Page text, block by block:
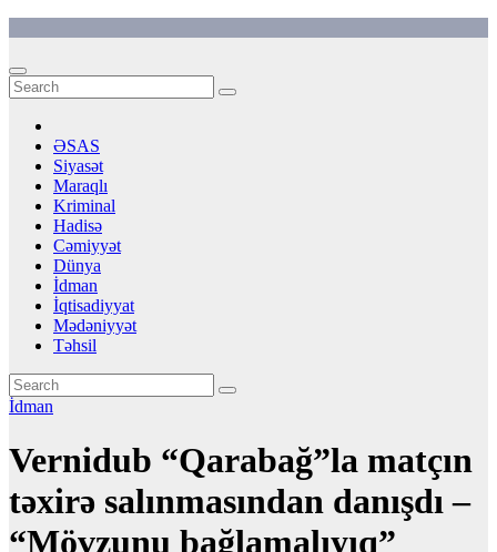
content
ƏSAS
Siyasət
Maraqlı
Kriminal
Hadisə
Cəmiyyət
Dünya
İdman
İqtisadiyyat
Mədəniyyət
Təhsil
İdman
Vernidub “Qarabağ”la matçın
təxirə salınmasından danışdı –
“Mövzunu bağlamalıyıq”